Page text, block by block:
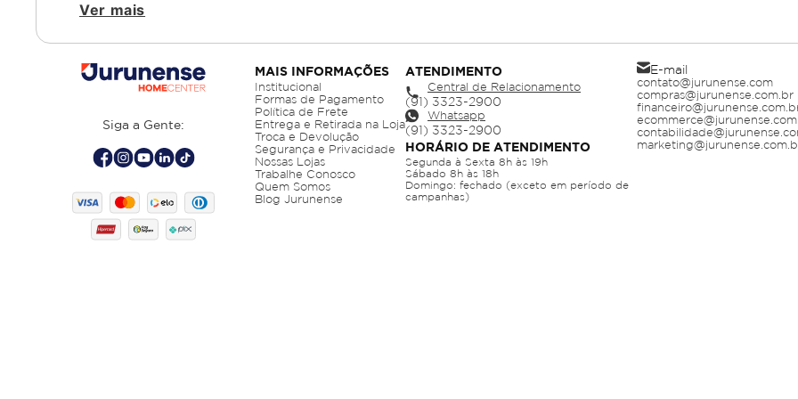
Ver mais
Siga a Gente:
MAIS INFORMAÇÕES
Institucional
Formas de Pagamento
Política de Frete
Entrega e Retirada na Loja
Troca e Devolução
Segurança e Privacidade
Nossas Lojas
Trabalhe Conosco
Quem Somos
Blog Jurunense
ATENDIMENTO
Central de Relacionamento
Whatsapp
HORÁRIO DE ATENDIMENTO
Segunda à Sexta 8h às 19h
Sábado 8h às 18h
Domingo: fechado (exceto em período de
campanhas)
E-mail
contato@jurunense.com
compras@jurunense.com.br